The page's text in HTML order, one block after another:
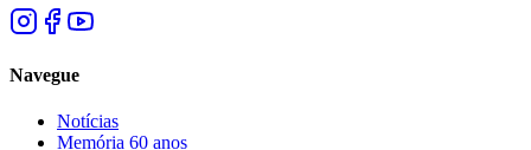
Navegue
Notícias
Memória 60 anos